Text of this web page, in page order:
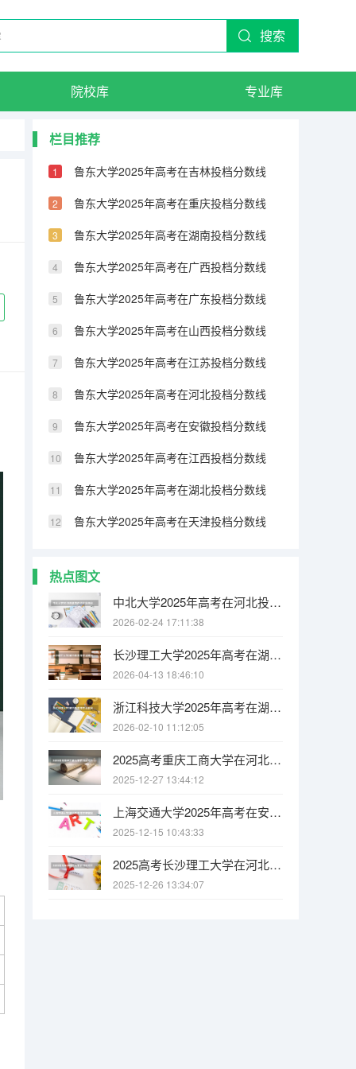
搜索
院校库 专业库
栏目推荐
鲁东大学2025年高考在吉林投档分数线
鲁东大学2025年高考在重庆投档分数线
鲁东大学2025年高考在湖南投档分数线
鲁东大学2025年高考在广西投档分数线
鲁东大学2025年高考在广东投档分数线
鲁东大学2025年高考在山西投档分数线
鲁东大学2025年高考在江苏投档分数线
鲁东大学2025年高考在河北投档分数线
鲁东大学2025年高考在安徽投档分数线
鲁东大学2025年高考在江西投档分数线
鲁东大学2025年高考在湖北投档分数线
鲁东大学2025年高考在天津投档分数线
热点图文
中北大学2025年高考在河北投档分数线
2026-02-24 17:11:38
长沙理工大学2025年高考在湖南投档分数线
2026-04-13 18:46:10
浙江科技大学2025年高考在湖北投档分数线
2026-02-10 11:12:05
2025高考重庆工商大学在河北招生批次 有哪些专业？（2026参考）
2025-12-27 13:44:12
上海交通大学2025年高考在安徽投档分数线
2025-12-15 10:43:33
2025高考长沙理工大学在河北招生批次 有哪些专业？（2026参考）
2025-12-26 13:34:07